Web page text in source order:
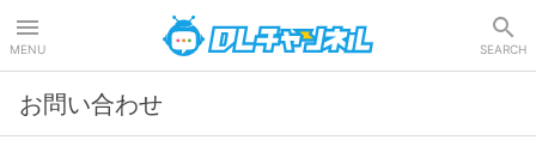
MENU SEARCH
お問い合わせ